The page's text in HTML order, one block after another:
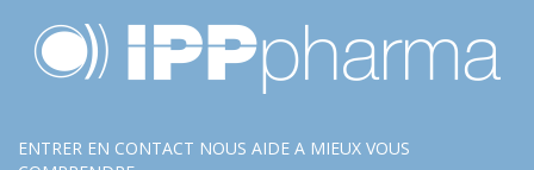
ENTRER EN CONTACT NOUS AIDE A MIEUX VOUS